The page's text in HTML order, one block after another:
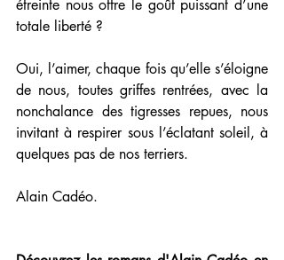
étreinte nous offre le goût puissant d’une
totale liberté ?
Oui, l’aimer, chaque fois qu’elle s’éloigne
de nous, toutes griffes rentrées, avec la
nonchalance des tigresses repues, nous
invitant à respirer sous l’éclatant soleil, à
quelques pas de nos terriers.
Alain Cadéo.